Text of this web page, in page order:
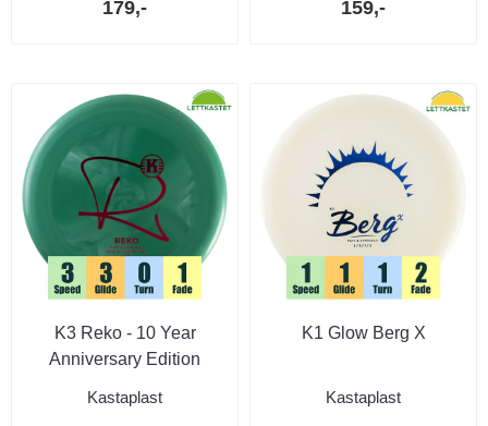
179,- 159,-
K3 Reko - 10 Year
Anniversary Edition
Kastaplast
K1 Glow Berg X
Kastaplast